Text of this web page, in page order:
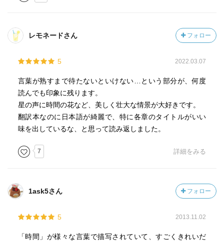
レモネードさん フォロー
5 2022.03.07
言葉が熟すまで待たないといけない…という部分が、何度
読んでも印象に残ります。
星の声に時間の花など、美しく壮大な情景が大好きです。
翻訳本なのに日本語が綺麗で、特に各章のタイトルがいい
味を出しているな、と思って読み返しました。
7 詳細をみる
1ask5さん フォロー
5 2013.11.02
「時間」が様々な言葉で描写されていて、すごくきれいだ